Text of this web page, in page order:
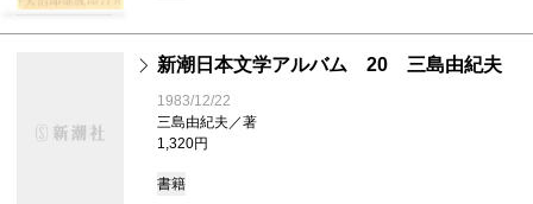
新潮日本文学アルバム 20 三島由紀夫
1983/12/22
三島由紀夫／著
1,320円
書籍